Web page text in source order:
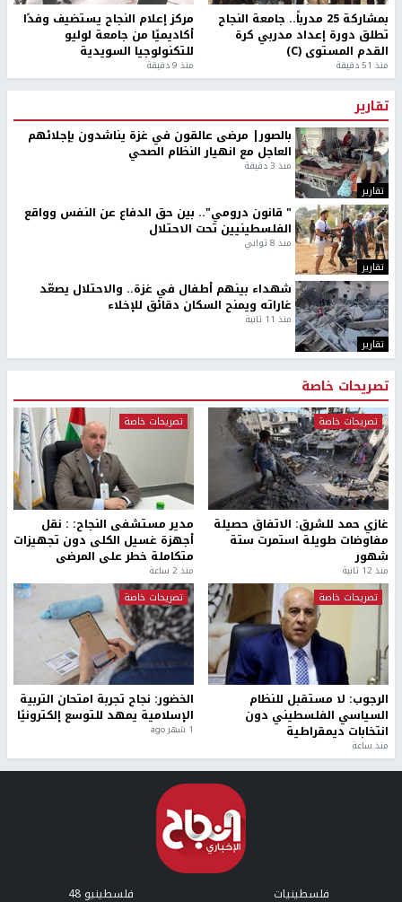
بمشاركة 25 مدرباً.. جامعة النجاح
تطلق دورة إعداد مدربي كرة
القدم المستوى (C)
منذ 51 دقيقة
مركز إعلام النجاح يستضيف وفدًا
أكاديميًا من جامعة لوليو
للتكنولوجيا السويدية
منذ 9 دقيقة
تقارير
تقارير
بالصور| مرضى عالقون في غزة يناشدون بإجلائهم
العاجل مع انهيار النظام الصحي
منذ 3 دقيقة
تقارير
" قانون درومي".. بين حق الدفاع عن النفس وواقع
الفلسطينيين تحت الاحتلال
منذ 8 ثواني
تقارير
شهداء بينهم أطفال في غزة.. والاحتلال يصعّد
غاراته ويمنح السكان دقائق للإخلاء
منذ 11 ثانية
تصريحات خاصة
تصريحات خاصة
غازي حمد للشرق: الاتفاق حصيلة
مفاوضات طويلة استمرت ستة
شهور
منذ 12 ثانية
تصريحات خاصة
مدير مستشفى النجاح: : نقل
أجهزة غسيل الكلى دون تجهيزات
متكاملة خطر على المرضى
منذ 2 ساعة
تصريحات خاصة
الرجوب: لا مستقبل للنظام
السياسي الفلسطيني دون
انتخابات ديمقراطية
منذ ساعة
تصريحات خاصة
الخضور: نجاح تجربة امتحان التربية
الإسلامية يمهد للتوسع إلكترونيًا
1 شهر ago
فلسطينيات فلسطينيو 48